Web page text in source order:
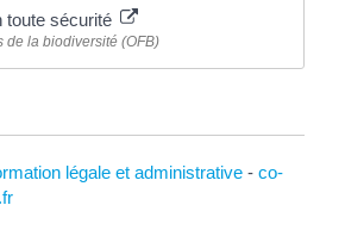
toute sécurité
de la biodiversité (OFB)
légale et administrative- co-